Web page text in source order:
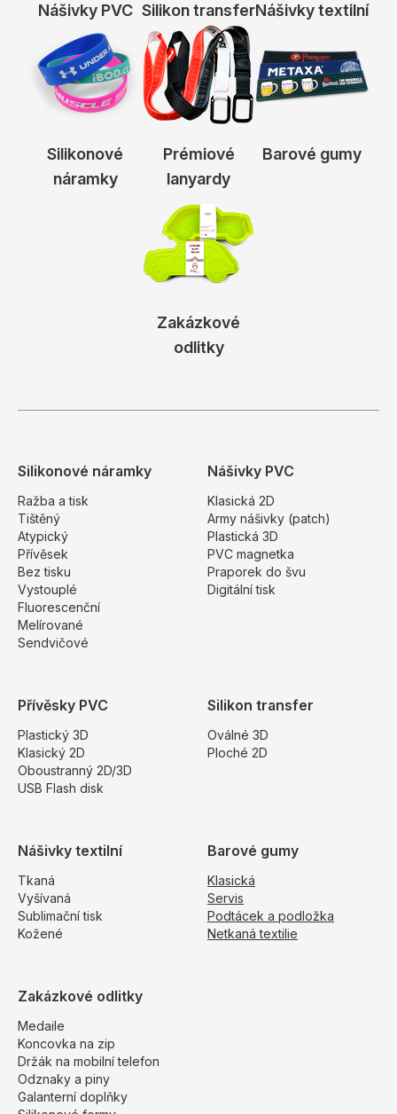
Nášivky PVC Silikon transferNášivky textilní
Silikonové
náramky
Prémiové
lanyardy
Barové gumy
Zakázkové
odlitky
Silikonové náramky
Ražba a tisk
Tištěný
Atypický
Přívěsek
Bez tisku
Vystouplé
Fluorescenční
Melírované
Sendvičové
Nášivky PVC
Klasická 2D
Army nášivky (patch)
Plastická 3D
PVC magnetka
Praporek do švu
Digitální tisk
Přívěsky PVC
Plastický 3D
Klasický 2D
Oboustranný 2D/3D
USB Flash disk
Silikon transfer
Oválné 3D
Ploché 2D
Nášivky textilní
Tkaná
Vyšívaná
Sublimační tisk
Kožené
Barové gumy
Klasická
Servis
Podtácek a podložka
Netkaná textilie
Zakázkové odlitky
Medaile
Koncovka na zip
Držák na mobilní telefon
Odznaky a piny
Galanterní doplňky